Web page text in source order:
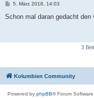
B
i
5. März 2018, 14:03
Schon mal daran gedacht
3
Kolumbien Community
Powered by phpBB® Forum